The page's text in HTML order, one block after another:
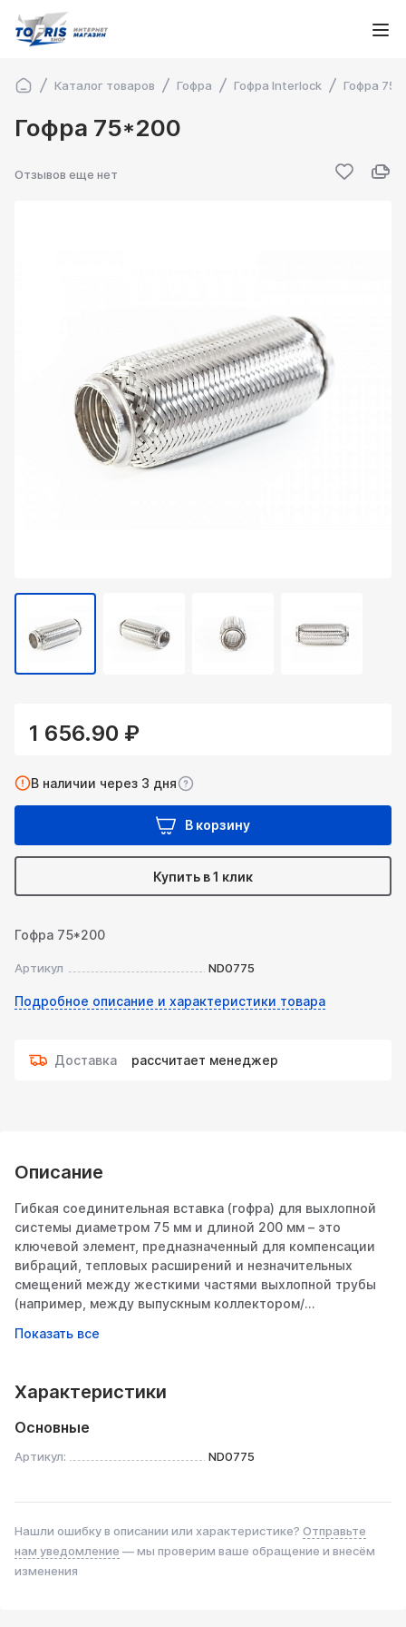
Каталог товаров Гофра Гофра Interlock Гофра
Гофра 75*200
Отзывов еще нет
1 656.90 ₽
В наличии через 3 дня
В корзину
Купить в 1 клик
Гофра 75*200
Артикул ND0775
Подробное описание и характеристики товара
Доставка рассчитает менеджер
Описание
Гибкая соединительная вставка (гофра) для выхлопной
системы диаметром 75 мм и длиной 200 мм – это
ключевой элемент, предназначенный для компенсации
вибраций, тепловых расширений и незначительных
смещений между жесткими частями выхлопной трубы
(например, между выпускным коллектором/
герметичность системы, снижает нагрузку на крепления
врезки в разрыв выхлопной трубы в месте, требующем
Технические характеристики:
Наружный диаметр: Приблизительно 85-90 мм (зависит
от конструкции плетения и слоев).
Длина: 200 мм
Характеристики
Основные
Артикул: ND0775
Нашли ошибку в описании или характеристике? Отправьте
нам уведомление — мы проверим ваше обращение и внесём
изменения